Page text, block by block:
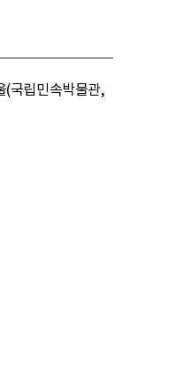
국립민속박물관,